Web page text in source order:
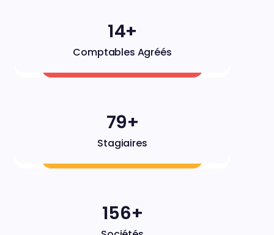
14+
Comptables Agréés
79+
Stagiaires
157+